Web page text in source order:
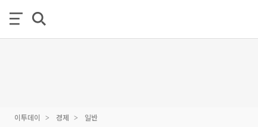
이투데이 경제 일반